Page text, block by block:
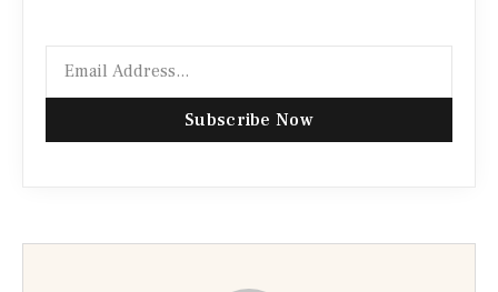
Subscribe Now